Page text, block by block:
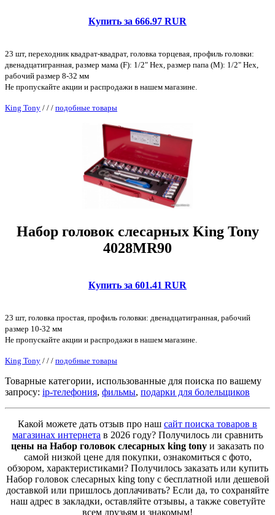
Купить за 666.97 RUR
23 шт, переходник квадрат-квадрат, головка торцевая, профиль головки:
двенадцатигранная, размер мама (F): 1/2" Hex, размер папа (M): 1/2" Hex,
рабочий размер 8-32 мм
Не пропускайте акции и распродажи в нашем магазине.
King Tony / / / подобные товары
Набор головок слесарных King Tony
4028MR90
Купить за 601.41 RUR
23 шт, головка простая, профиль головки: двенадцатигранная, рабочий
размер 10-32 мм
Не пропускайте акции и распродажи в нашем магазине.
King Tony / / / подобные товары
Товарные категории, использованные для поиска по вашему
запросу: ip-телефония, фильмы, подарки для болельщиков
Какой можете дать отзыв про наш сайт поиска товаров в
магазинах интернета в 2026 году? Получилось ли сравнить
цены на Набор головок слесарных king tony и заказать по
самой низкой цене для покупки, ознакомиться с фото,
обзором, характеристиками? Получилось заказать или купить
Набор головок слесарных king tony с бесплатной или дешевой
доставкой или пришлось доплачивать? Если да, то сохраняйте
наш адрес в закладки, оставляйте отзывы, а также советуйте
всем друзьям и знакомым!